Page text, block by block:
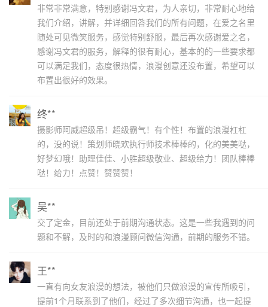
非常非常满意，特别感谢冯文君，为人亲切，非常耐心地给
我们介绍，讲解，并详细回答我们的所有问题，在爱之名里
随处可见微笑服务，感觉特别舒服，最后再次感谢爱之名，
感谢冯文君的服务，解释的很有耐心，基本的的一些要求都
可以满足我们，态度很热情，浪漫创意还没布置，希望可以
布置出很好的效果。
终**
摄影师阿威超级吊！超级霸气！有个性！布置的浪漫杠杠
的，没的说！策划师晓欢执行师技术棒棒的，化的美美哒，
好梦幻哦！助理佳佳、小胜超级敬业、超级给力！团队棒棒
哒！给力！点赞！赞赞赞！
吴**
交了定金，目前还处于前期沟通状态。这是一些我遇到的问
题和不解，及时的和浪漫顾问微信沟通，前期的服务不错。
王**
一直有向女友浪漫的想法，被他们只做浪漫的宣传所吸引，
提前1个月联系到了他们，经过了多次细节沟通，也一起提